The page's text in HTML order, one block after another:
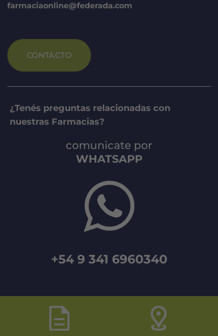
farmaciaonline@federada.com
CONTACTO
¿Tenés preguntas relacionadas con
nuestras Farmacias?
comunicate por
WHATSAPP
+54 9 341 6960340